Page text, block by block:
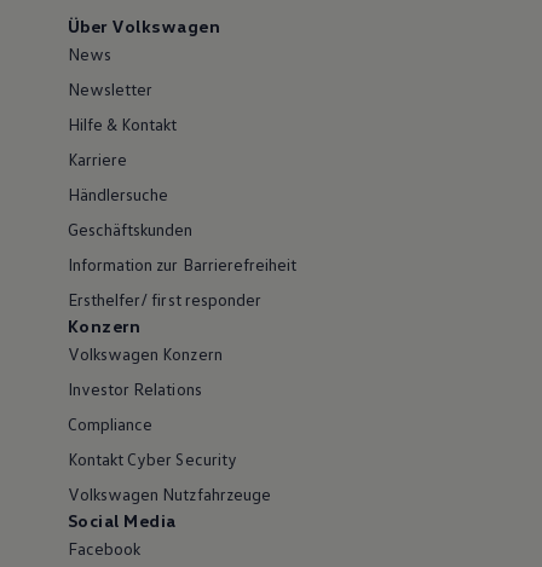
Über Volkswagen
News
Newsletter
Hilfe & Kontakt
Karriere
Händlersuche
Geschäftskunden
Information zur Barrierefreiheit
Ersthelfer/ first responder
Konzern
Volkswagen Konzern
Investor Relations
Compliance
Kontakt Cyber Security
Volkswagen Nutzfahrzeuge
Social Media
Facebook